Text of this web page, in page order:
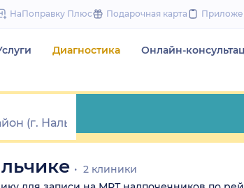
to
НаПоправку Плюс Подарочная карта
Диагностика Онлайн-
2 клиники